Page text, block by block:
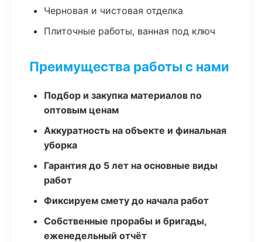
Черновая и чистовая отделка
Плиточные работы, ванная под ключ
Преимущества работы с нами
Подбор и закупка материалов по
оптовым ценам
Аккуратность на объекте и финальная
уборка
Гарантия до 5 лет на основные виды
работ
Фиксируем смету до начала работ
Собственные прорабы и бригады,
еженедельный отчёт